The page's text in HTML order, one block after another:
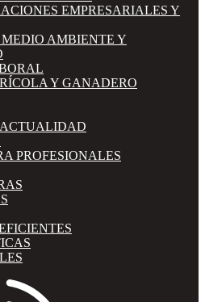
EMPRESARIALES Y
AMBIENTE Y
Y GANADERO
PROFESIONALES